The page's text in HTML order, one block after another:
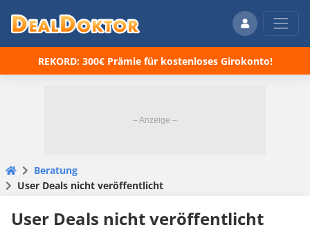
REKORD: 300€ Prämie für kostenloses Girokonto!
Beratung
User Deals nicht veröffentlicht
User Deals nicht veröffentlicht